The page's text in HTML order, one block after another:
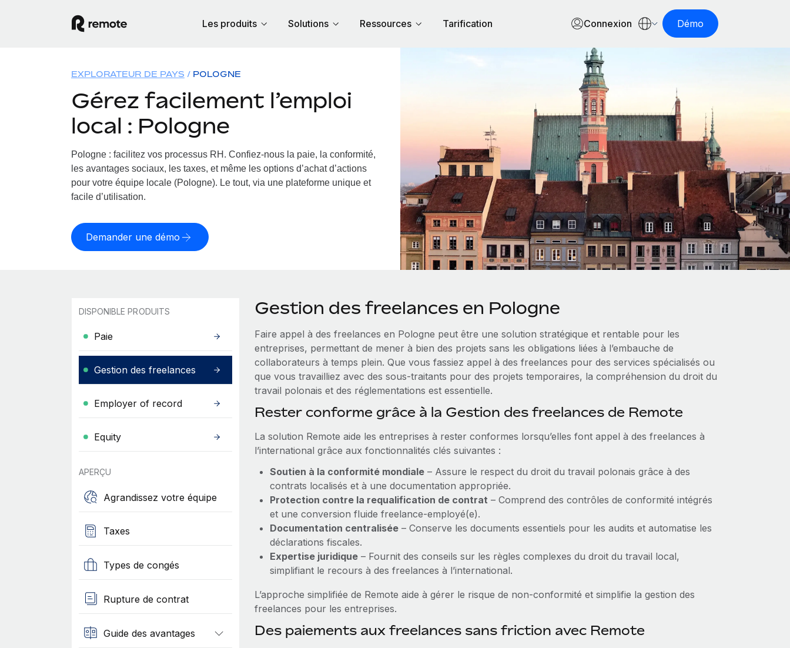
Les produits Solutions Ressources Tarification Connexion Démo
EXPLORATEUR DE PAYS POLOGNE
Gérez facilement l’emploi
local : Pologne
Pologne : facilitez vos processus RH. Confiez-nous la paie, la conformité,
les avantages sociaux, les taxes, et même les options d’achat d’actions
pour votre équipe locale (Pologne). Le tout, via une plateforme unique et
facile d’utilisation.
Demander une démo
DISPONIBLE PRODUITS
Paie
Gestion des freelances
Employer of record
Equity
APERÇU
Agrandissez votre équipe
Taxes
Types de congés
Rupture de contrat
Guide des avantages
Gestion des freelances en Pologne
Faire appel à des freelances en Pologne peut être une solution stratégique et rentable pour les
entreprises, permettant de mener à bien des projets sans les obligations liées à l’embauche de
collaborateurs à temps plein. Que vous fassiez appel à des freelances pour des services spécialisés ou
que vous travailliez avec des sous-traitants pour des projets temporaires, la compréhension du droit du
travail polonais et des réglementations est essentielle.
Rester conforme grâce à la Gestion des freelances de Remote
La solution Remote aide les entreprises à rester conformes lorsqu’elles font appel à des freelances à
l’international grâce aux fonctionnalités clés suivantes :
Soutien à la conformité mondiale– Assure le respect du droit du travail polonais grâce à des
contrats localisés et à une documentation appropriée.
Protection contre la requalification de contrat – Comprend des contrôles de conformité intégrés
et une conversion fluide freelance-employé(e).
Documentation centralisée– Conserve les documents essentiels pour les audits et automatise les
déclarations fiscales.
Expertise juridique– Fournit des conseils sur les règles complexes du droit du travail local,
simplifiant le recours à des freelances à l’international.
L’approche simplifiée de Remote aide à gérer le risque de non-conformité et simplifie la gestion des
freelances pour les entreprises.
Des paiements aux freelances sans friction avec Remote